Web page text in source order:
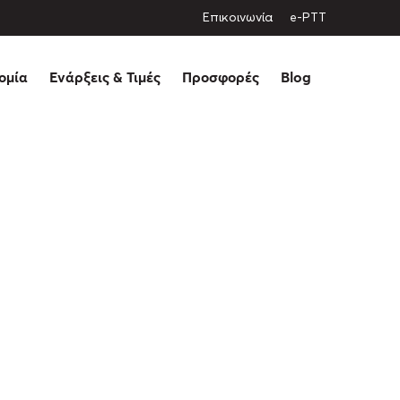
Eπικοινωνία e-PTT
Ενάρξεις & Τιμές Προσφορές Blog